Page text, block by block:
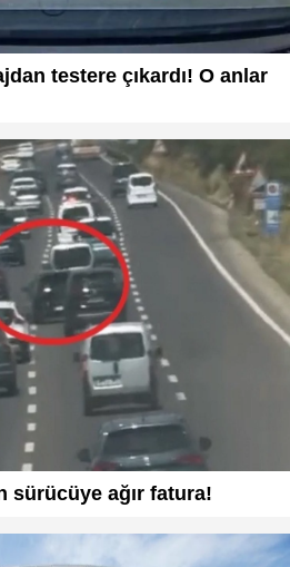
testere çıkardı! O anlar
sürücüye ağır fatura!